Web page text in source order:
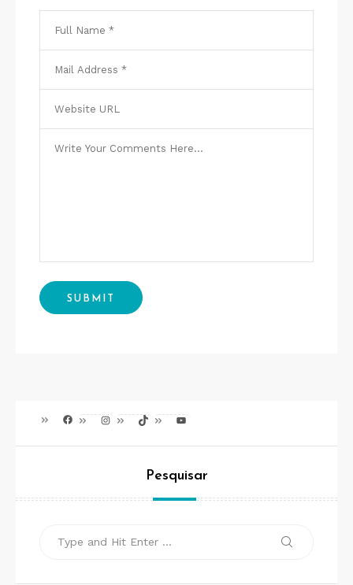
FacebookInstagramTikTok Youtube
Pesquisar
Search